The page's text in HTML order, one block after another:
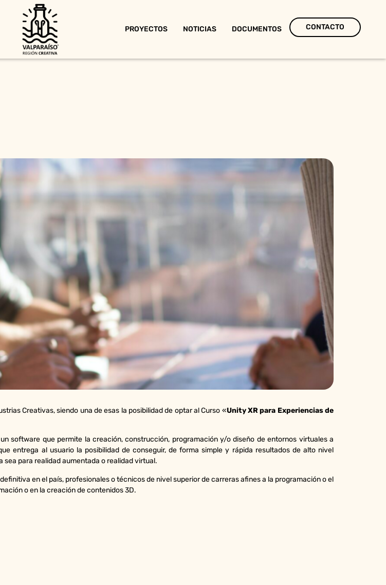
PROYECTOS NOTICIAS DOCUMENTOS CONTACTO
Creativas, siendo una de esas la posibilidad de optar al Curso «Unity XR para Experiencias de
software que permite la creación, construcción, programación y/o diseño de entornos virtuales a
entrega al usuario la posibilidad de conseguir, de forma simple y rápida resultados de alto nivel
para realidad aumentada o realidad virtual.
en el país, profesionales o técnicos de nivel superior de carreras afines a la programación o el
o en la creación de contenidos 3D.